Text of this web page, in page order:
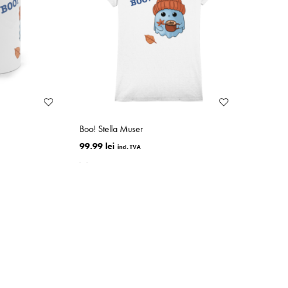
Boo! Stella Muser
99.99 lei